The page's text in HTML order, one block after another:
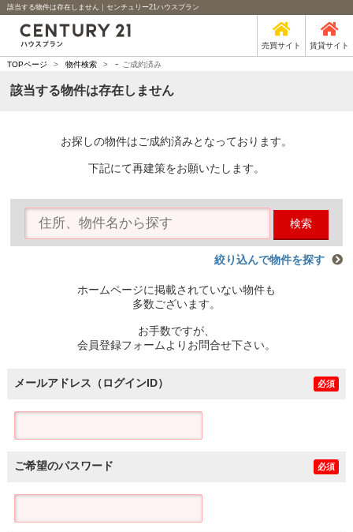
該当する物件は存在しません｜センチュリー21ハウスプラン
売買サイト 賃貸サイト
TOPページ > 物件検索 > - ご成約済み
該当する物件は存在しません
お探しの物件はご成約済みとなっております。
下記にて再建策をお願いたします。
検索
絞り込んで物件を探す
ホームページに掲載されていない物件も
多数ございます。
お手数ですが、
会員登録フォームよりお問合せ下さい。
メールアドレス（ログインID） 必須
ご希望のパスワード 必須